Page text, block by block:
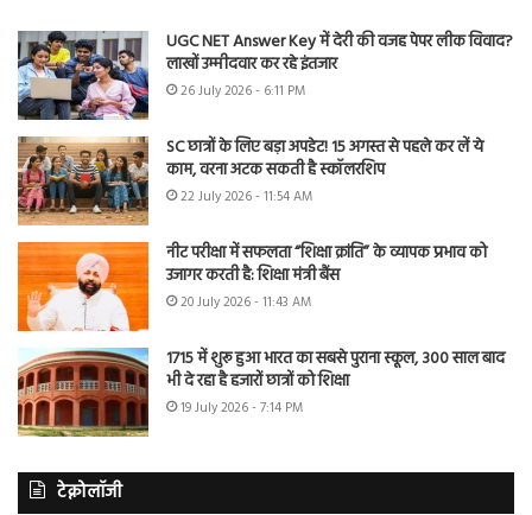
UGC NET Answer Key में देरी की वजह पेपर लीक विवाद?
लाखों उम्मीदवार कर रहे इंतजार
26 July 2026 - 6:11 PM
SC छात्रों के लिए बड़ा अपडेट! 15 अगस्त से पहले कर लें ये
काम, वरना अटक सकती है स्कॉलरशिप
22 July 2026 - 11:54 AM
नीट परीक्षा में सफलता “शिक्षा क्रांति” के व्यापक प्रभाव को
उजागर करती है: शिक्षा मंत्री बैंस
20 July 2026 - 11:43 AM
1715 में शुरू हुआ भारत का सबसे पुराना स्कूल, 300 साल बाद
भी दे रहा है हजारों छात्रों को शिक्षा
19 July 2026 - 7:14 PM
टेक्नोलॉजी